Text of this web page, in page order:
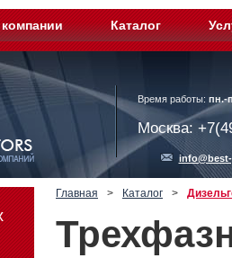
Каталог
Время работы: пн.-
Москва:
Главная > Каталог >